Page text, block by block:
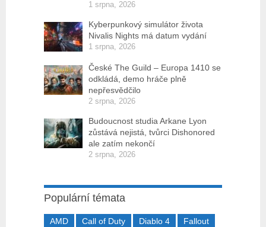
1 srpna, 2026
Kyberpunkový simulátor života
Nivalis Nights má datum vydání
1 srpna, 2026
České The Guild – Europa 1410 se
odkládá, demo hráče plně
nepřesvědčilo
2 srpna, 2026
Budoucnost studia Arkane Lyon
zůstává nejistá, tvůrci Dishonored
ale zatím nekončí
2 srpna, 2026
Populární témata
AMD Call of Duty Diablo 4
Fallout